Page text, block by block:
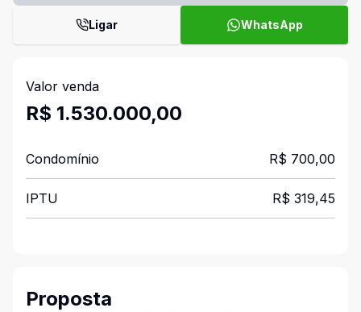
Ligar WhatsApp
Valor venda
R$ 1.530.000,00
Condomínio R$ 700,00
IPTU R$ 319,45
Proposta